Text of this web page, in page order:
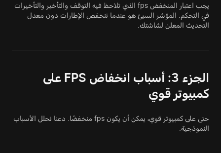
يجب اعتبار المنخفض fps الذي تلاحظ فيه التوقف والتأخير والتأخيرات
في التحكم. المؤشر السيئ هو عندما تنخفض الإطارات دون معدل
التحديث المعلن لشاشتك.
الجزء 3: أسباب انخفاض FPS على
كمبيوتر قوي
حتى على كمبيوتر قوي، يمكن أن يكون fps منخفضًا. دعنا نحلل الأسباب
النموذجية.